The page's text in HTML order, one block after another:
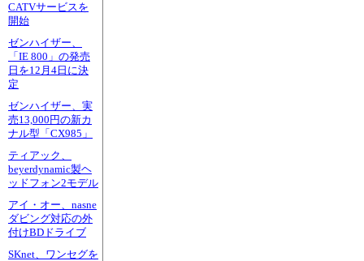
CATVサービスを
開始
ゼンハイザー、
「IE 800」の発売
日を12月4日に決
定
ゼンハイザー、実
売13,000円の新カ
ナル型「CX985」
ティアック、
beyerdynamic製ヘ
ッドフォン2モデル
アイ・オー、nasne
ダビング対応の外
付けBDドライブ
SKnet、ワンセグを